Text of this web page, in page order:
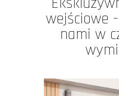
wejściowe
nami w